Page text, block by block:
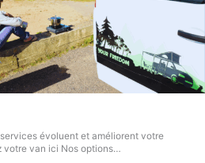
évoluent et améliorent votre
votre van ici Nos options…